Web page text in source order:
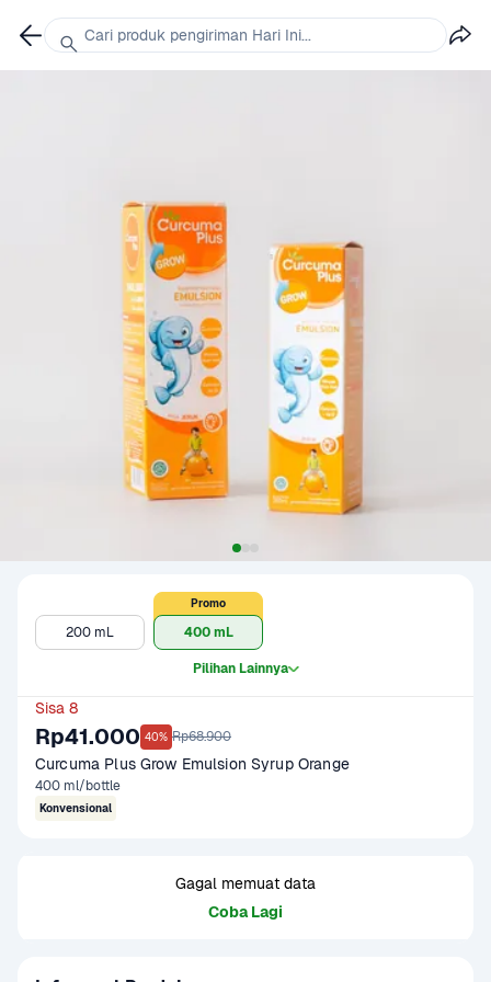
200 mL 400 mL
Promo
Pilihan Lainnya
Sisa 8
Rp41.000 40% Rp68.900
Curcuma Plus Grow Emulsion Syrup Orange
400 ml/bottle
Konvensional
Gagal memuat data
Coba Lagi
Cari produk pengiriman Hari Ini...